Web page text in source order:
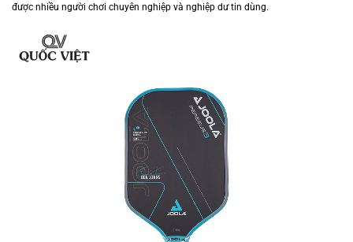
được nhiều người chơi chuyên nghiệp và nghiệp dư tin dùng.